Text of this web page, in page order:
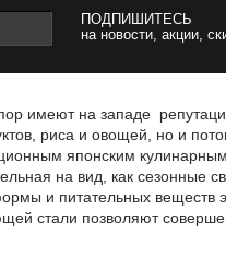
ПОДПИШИТЕСЬ
на новости, акции,
имеют на западе
риса и овощей, но и
японским
на вид, как
и питательных веществ
стали позволяют